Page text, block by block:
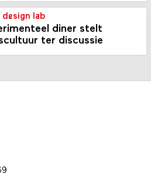
design lab
diner stelt
ter discussie